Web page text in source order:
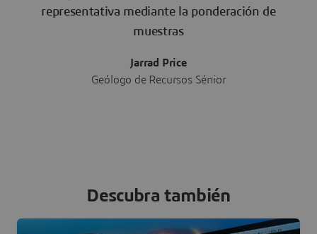
representativa mediante la ponderación de
muestras
Jarrad Price
Geólogo de Recursos Sénior
Descubra también